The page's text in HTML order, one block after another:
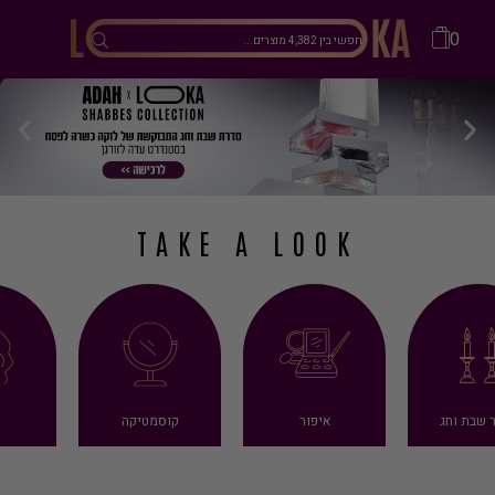
0
TAKE A LOOK
שבת וחג איפור קוסמטיקה